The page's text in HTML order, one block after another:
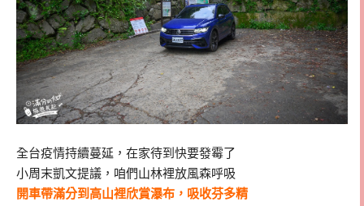
全台疫情持續蔓延，在家待到快要發霉了
小周末凱文提議，咱們山林裡放風森呼吸
開車帶滿分到高山裡欣賞瀑布，吸收芬多精